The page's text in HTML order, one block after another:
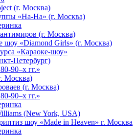
(г. Москва)
«На-На» (г. Москва)
(г. Москва)
шоу «Diamond Girls» (г. Москва)
«Караоке-шоу»
Петербург)
90–х гг.»
Москва)
(г. Москва)
90–х гг.»
(New York, USA)
шоу «Made in Heaven» г. Москва